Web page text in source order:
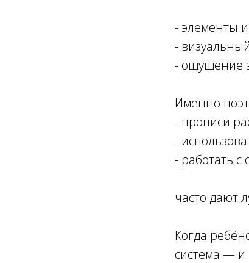
- элементы
-
- ощущение
Именно
- прописи
-
- работать с
часто дают
Когда
система — и